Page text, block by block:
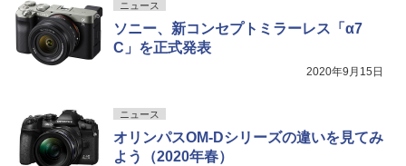
ニュース
ソニー、新コンセプトミラーレス「α7
C」を正式発表
2020年9月15日
ニュース
オリンパスOM-Dシリーズの違いを見てみ
よう（2020年春）